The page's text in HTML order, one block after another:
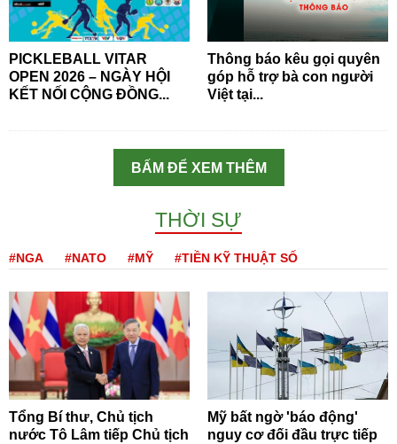
PICKLEBALL VITAR
OPEN 2026 – NGÀY HỘI
KẾT NỐI CỘNG ĐỒNG...
Thông báo kêu gọi quyên
góp hỗ trợ bà con người
Việt tại...
BẤM ĐỂ XEM THÊM
THỜI SỰ
#NGA #NATO #MỸ #TIỀN KỸ THUẬT SỐ
Tổng Bí thư, Chủ tịch
nước Tô Lâm tiếp Chủ tịch
Mỹ bất ngờ 'báo động'
nguy cơ đối đầu trực tiếp